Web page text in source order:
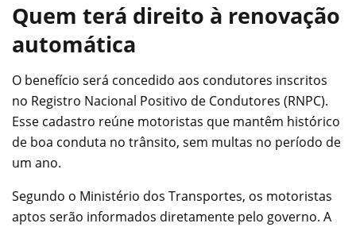
Quem terá direito à renovação
automática
O benefício será concedido aos condutores inscritos
no Registro Nacional Positivo de Condutores (RNPC).
Esse cadastro reúne motoristas que mantêm histórico
de boa conduta no trânsito, sem multas no período de
um ano.
Segundo o Ministério dos Transportes, os motoristas
aptos serão informados diretamente pelo governo. A